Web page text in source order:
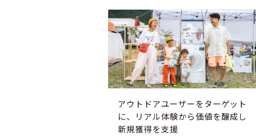
アウトドアユーザーをターゲット
に、リアル体験から価値を醸成し
新規獲得を支援